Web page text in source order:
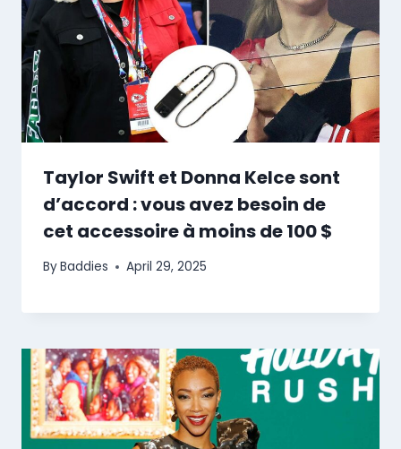
Taylor Swift et Donna Kelce sont
d’accord : vous avez besoin de
cet accessoire à moins de 100 $
ByBaddies April 29, 2025